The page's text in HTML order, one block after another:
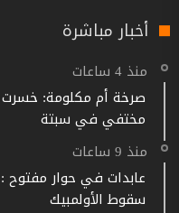
أخبار مباشرة
منذ 4 ساعات
صرخة أم مكلومة: خسرت
مختفي في سبتة
منذ 9 ساعات
عابدات في حوار
سقوط الأولمبيك